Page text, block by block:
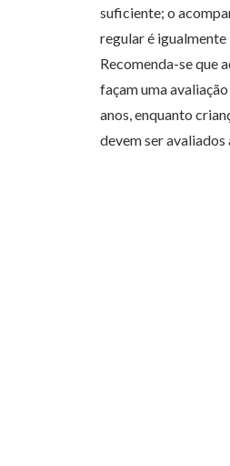
suficiente; o
regular é
Recomenda-se que
façam uma
anos, enquanto
devem ser avaliados